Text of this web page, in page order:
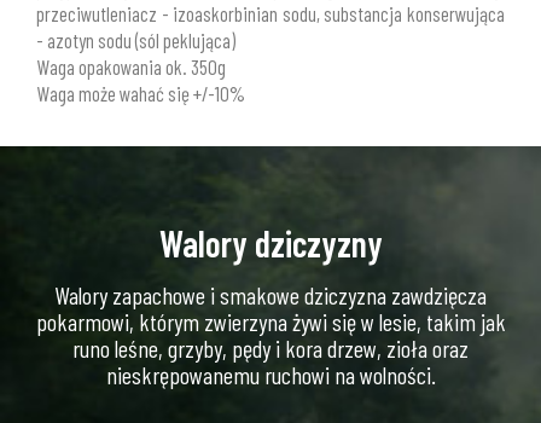
przeciwutleniacz - izoaskorbinian sodu, substancja konserwująca
- azotyn sodu (sól peklująca)
Waga opakowania ok. 350g
Waga może wahać się +/-10%
Walory dziczyzny
Walory zapachowe i smakowe dziczyzna zawdzięcza
pokarmowi, którym zwierzyna żywi się w lesie, takim jak
runo leśne, grzyby, pędy i kora drzew, zioła oraz
nieskrępowanemu ruchowi na wolności.